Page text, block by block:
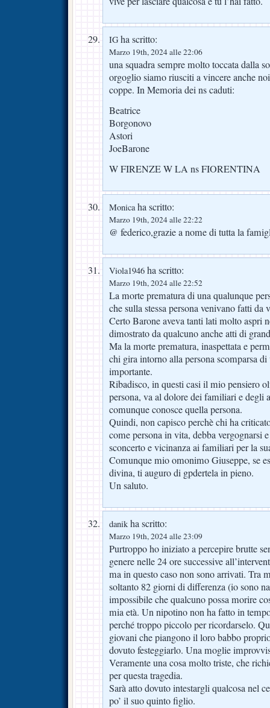
IG ha scritto:
Marzo 19th, 2024 alle 22:06
una squadra sempre molto toccata dalla
orgoglio siamo riusciti a vincere anche
coppe. In Memoria dei ns caduti:
Beatrice
Borgonovo
Astori
JoeBarone
W FIRENZE W LA ns FIORENTINA
Monicaha scritto:
Marzo 19th, 2024 alle 22:22
@ federico,grazie a nome di tutta la
Viola1946 ha scritto:
Marzo 19th, 2024 alle 22:52
La morte prematura di una qualunque
che sulla stessa persona venivano fatti da
Certo Barone aveva tanti lati molto aspri
dimostrato da qualcuno anche atti di
Ma la morte prematura, inaspettata e
chi gira intorno alla persona scomparsa
importante.
Ribadisco, in questi casi il mio pensiero
persona, va al dolore dei familiari e degli
comunque conosce quella persona.
Quindi, non capisco perchè chi ha
come persona in vita, debba vergognarsi
sconcerto e vicinanza ai familiari per la
Comunque mio omonimo Giuseppe, se
divina, ti auguro di gpdertela in pieno.
Un saluto.
danik ha scritto:
Marzo 19th, 2024 alle 23:09
Purtroppo ho iniziato a percepire brutte
genere nelle 24 ore successive
ma in questo caso non sono arrivati. Tra
soltanto 82 giorni di differenza (io sono
impossibile che qualcuno possa morire
mia età. Un nipotino non ha fatto in
perché troppo piccolo per ricordarselo.
giovani che piangono il loro babbo
dovuto festeggiarlo. Una moglie
Veramente una cosa molto triste, che
per questa tragedia.
Sarà atto dovuto intestargli qualcosa nel
po’ il suo quinto figlio.